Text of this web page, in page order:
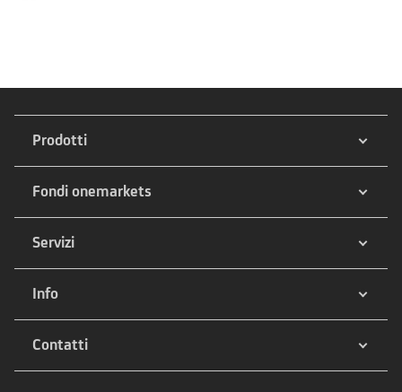
Prodotti
Fondi onemarkets
Servizi
Info
Contatti